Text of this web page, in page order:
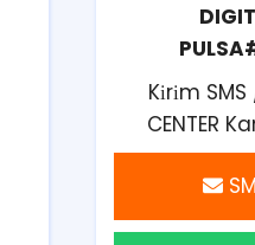
Kіrіm
CENTER